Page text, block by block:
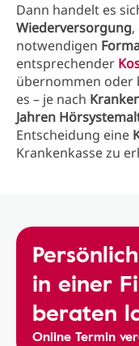
Dann handelt es
Wiederversorgung
notwendigen
entsprechender
übernommen oder
es – je nach
Jahren
Entscheidung eine
Krankenkasse zu
in einer
beraten
Online Termin